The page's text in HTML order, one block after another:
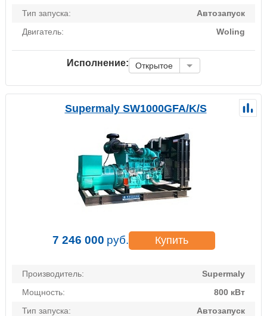
Тип запуска:
Автозапуск
Двигатель:
Woling
Исполнение: Открытое
Supermaly SW1000GFA/K/S
7 246 000 руб. Купить
Производитель:
Supermaly
Мощность:
800 кВт
Тип запуска:
Автозапуск